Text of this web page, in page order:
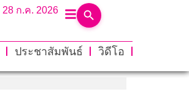
28 ก.ค. 2026
ประชาสัมพันธ์
วิดีโอ